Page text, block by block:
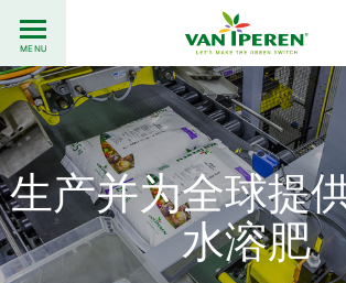
content
Back
to
homepage
MENU
生产并为全球提
水溶肥